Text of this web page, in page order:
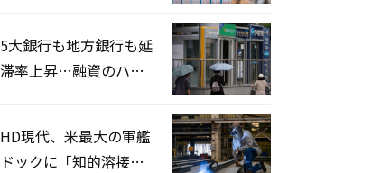
5大銀行も地方銀行も延
滞率上昇…融資のハー
HD現代、米最大の軍艦
ドックに「知的溶接」